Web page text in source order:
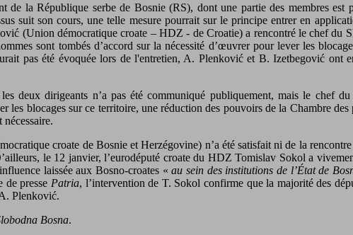
de la République serbe de Bosnie (RS), dont une partie des membres
suit son cours, une telle mesure pourrait sur le principe entrer en
(Union démocratique croate – HDZ - de Croatie) a rencontré le chef
sont tombés d’accord sur la nécessité d’œuvrer pour lever les
pas été évoquée lors de l'entretien, A. Plenković et B. Izetbegović
les deux dirigeants n’a pas été communiqué publiquement, mais le
les blocages sur ce territoire, une réduction des pouvoirs de la Chambre
croate de Bosnie et Herzégovine) n’a été satisfait ni de la
le 12 janvier, l’eurodéputé croate du HDZ Tomislav Sokol a
laissée aux Bosno-croates «au sein des institutions de l’État de
de presse Patria, l’intervention de T. Sokol confirme que la majorité des
Plenković.
Bosna.